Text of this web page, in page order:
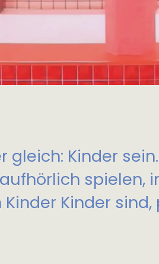
Kinder
Kinder Kinder